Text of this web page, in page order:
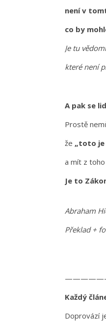
není v
co by
Je tu
které není
A pak se
Prostě
že „toto je
a mít z
Je to
Abraham
Překlad +
Každý
Doprovází